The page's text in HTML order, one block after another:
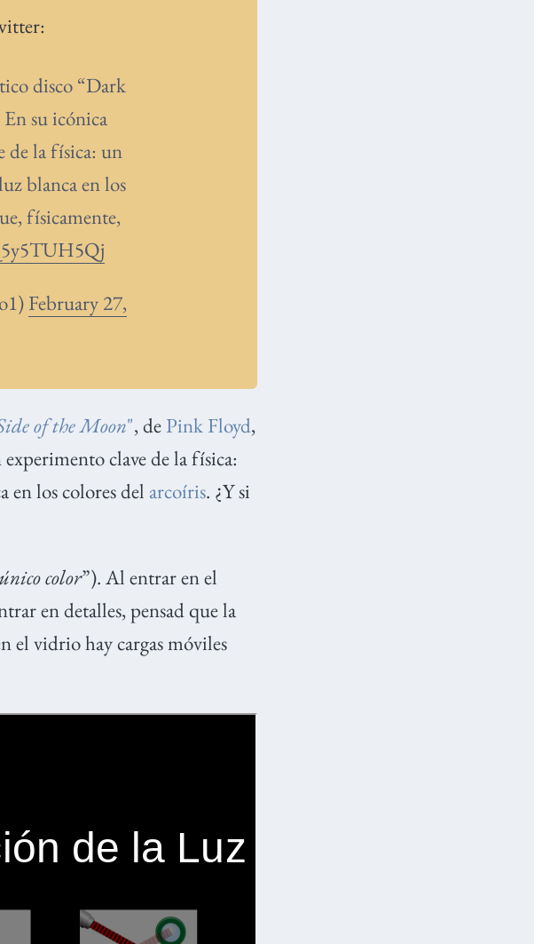
disco “Dark
su icónica
de la física: un
blanca en los
físicamente,
February 27,
of the Moon", de Pink Floyd,
clave de la física:
en los colores del arcoíris. ¿Y si
color”). Al entrar en el
en detalles, pensad que la
el vidrio hay cargas móviles